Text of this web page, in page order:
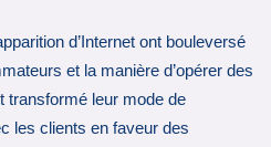
d’Internet ont bouleversé
et la manière d’opérer des
transformé leur mode de
les clients en faveur des